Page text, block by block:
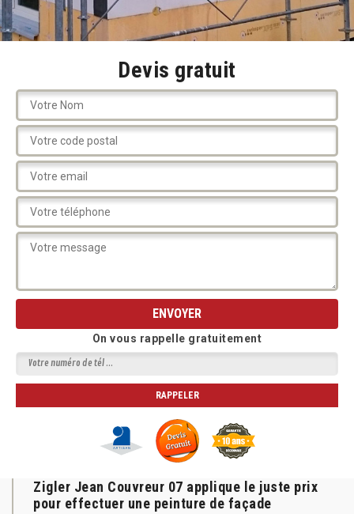
Devis gratuit
On vous rappelle gratuitement
Zigler Jean Couvreur 07 applique le juste prix
pour effectuer une peinture de façade